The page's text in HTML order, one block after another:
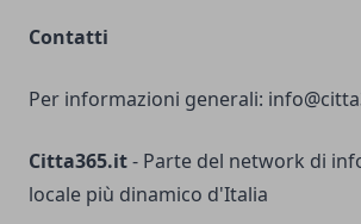
Contatti
Per informazioni generali:
Citta365.it- Parte del network di
locale più dinamico d'Italia